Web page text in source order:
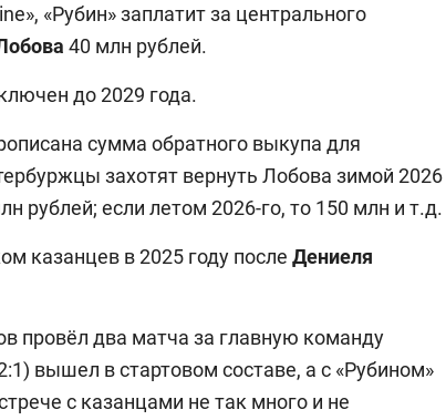
«Рубин» заплатит за центрального
40 млн рублей.
до 2029 года.
сумма обратного выкупа для
захотят вернуть Лобова зимой 2026
рублей; если летом 2026-го, то 150 млн и т.д.
казанцев в 2025 году после Дениеля
провёл два матча за главную команду
вышел в стартовом составе, а с «Рубином»
с казанцами не так много и не